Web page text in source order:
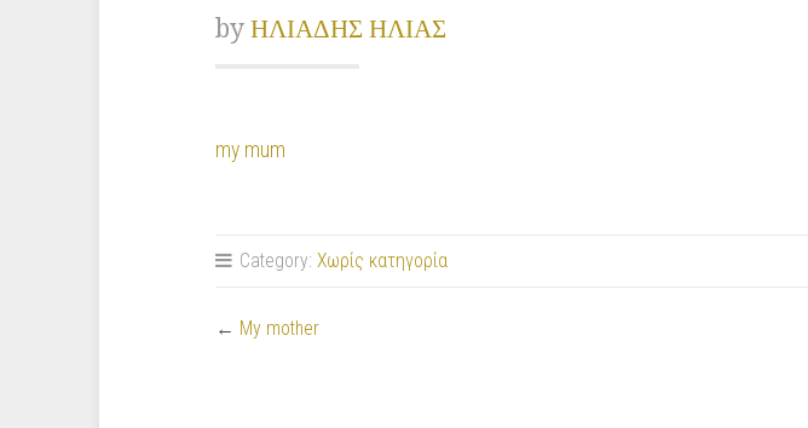
by ΗΛΙΑΔΗΣ ΗΛΙΑΣ
my mum
Category: Χωρίς κατηγορία
← My mother